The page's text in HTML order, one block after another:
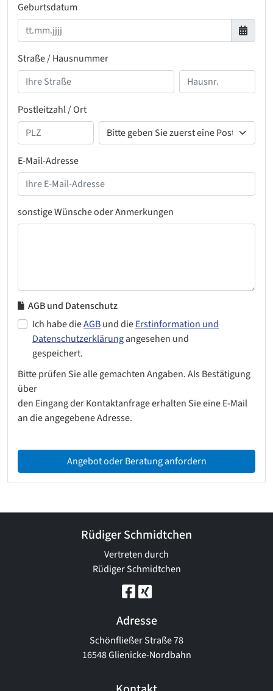
Geburtsdatum
Straße / Hausnummer
Postleitzahl / Ort
E-Mail-Adresse
sonstige Wünsche oder Anmerkungen
AGB und Datenschutz
Ich habe dieAGBund dieErstinformation und
Datenschutzerklärungangesehen und
gespeichert.
Bitte prüfen Sie alle gemachten Angaben. Als Bestätigung
über
den Eingang der Kontaktanfrage erhalten Sie eine E-Mail
an die angegebene Adresse.
Angebot oder Beratung anfordern
Rüdiger Schmidtchen
Vertreten durch
Rüdiger Schmidtchen
Adresse
Schönfließer Straße 78
16548 Glienicke-Nordbahn